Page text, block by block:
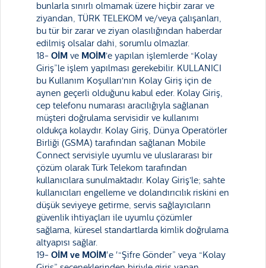
bunlarla sınırlı olmamak üzere hiçbir zarar ve
ziyandan, TÜRK TELEKOM ve/veya çalışanları,
bu tür bir zarar ve ziyan olasılığından haberdar
edilmiş olsalar dahi, sorumlu olmazlar.
18- OİM ve MOİM’e yapılan işlemlerde “Kolay
Giriş”le işlem yapılması gerekebilir. KULLANICI
bu Kullanım Koşulları’nın Kolay Giriş için de
aynen geçerli olduğunu kabul eder. Kolay Giriş,
cep telefonu numarası aracılığıyla sağlanan
müşteri doğrulama servisidir ve kullanımı
oldukça kolaydır. Kolay Giriş, Dünya Operatörler
Birliği (GSMA) tarafından sağlanan Mobile
Connect servisiyle uyumlu ve uluslararası bir
çözüm olarak Türk Telekom tarafından
kullanıcılara sunulmaktadır. Kolay Giriş’le; sahte
kullanıcıları engelleme ve dolandırıcılık riskini en
düşük seviyeye getirme, servis sağlayıcıların
güvenlik ihtiyaçları ile uyumlu çözümler
sağlama, küresel standartlarda kimlik doğrulama
altyapısı sağlar.
19- OİM ve MOİM'e '“Şifre Gönder” veya “Kolay